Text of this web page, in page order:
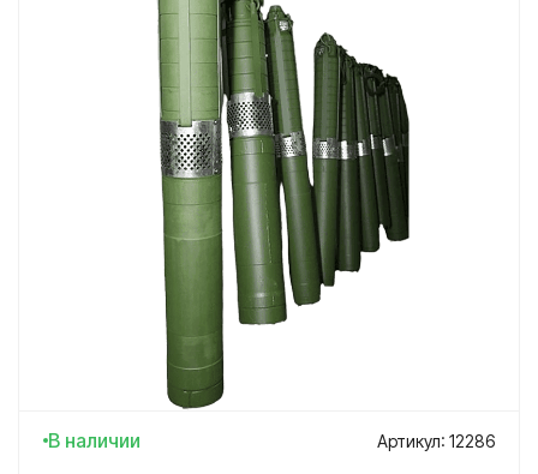
В наличии Артикул: 12286